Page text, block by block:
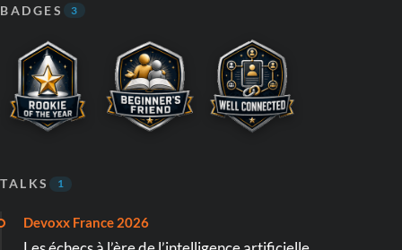
BADGES 3
TALKS 1
Devoxx France 2026